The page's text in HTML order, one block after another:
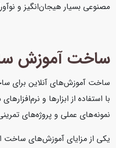
مصنوعی بسیار هیجان‌انگیز و
ساخت آموزش
ساخت آموزش‌های آنلاین برای
با استفاده از ابزارها و
نمونه‌های عملی و پروژه‌های
یکی از مزایای آموزش‌های ساخت